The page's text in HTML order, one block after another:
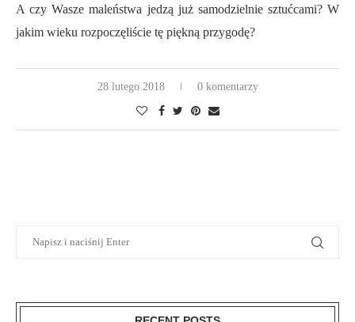
A czy Wasze maleństwa jedzą już samodzielnie sztućcami? W
jakim wieku rozpoczęliście tę piękną przygodę?
28 lutego 2018 0 komentarzy